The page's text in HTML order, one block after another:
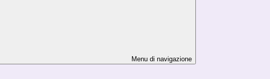
Menu di navigazione